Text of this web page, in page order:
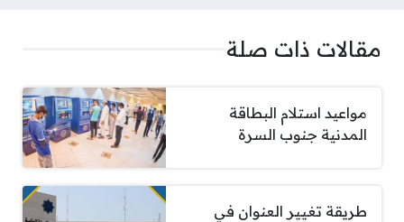
مقالات ذات صلة
مواعيد استلام البطاقة
المدنية جنوب السرة
طريقة تغيير العنوان في